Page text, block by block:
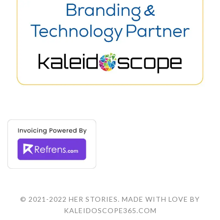
© 2021-2022 HER STORIES. MADE WITH LOVE BY
KALEIDOSCOPE365.COM